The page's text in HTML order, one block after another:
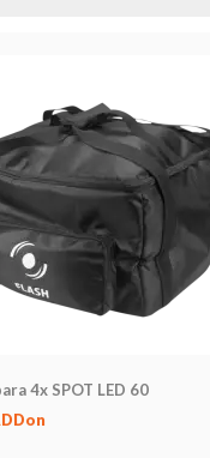
4x SPOT LED 60